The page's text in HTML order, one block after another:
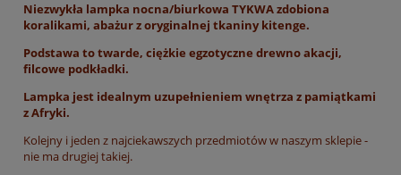
Niezwykła lampka nocna/biurkowa TYKWA zdobiona
koralikami, abażur z oryginalnej tkaniny kitenge.
Podstawa to twarde, ciężkie egzotyczne drewno akacji,
filcowe podkładki.
Lampka jest idealnym uzupełnieniem wnętrza z pamiątkami
z Afryki.
Kolejny i jeden z najciekawszych przedmiotów w naszym sklepie -
nie ma drugiej takiej.